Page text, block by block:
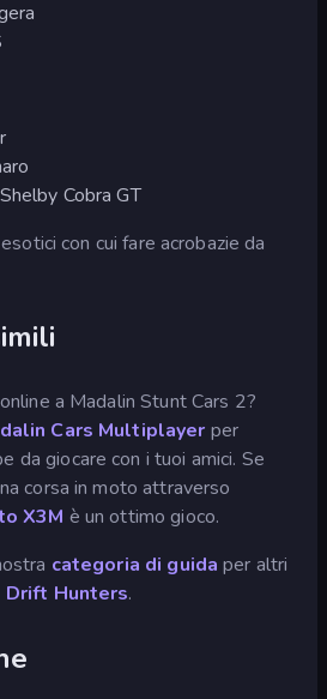
Cobra GT
con cui fare acrobazie da
a Madalin Stunt Cars 2?
Cars Multiplayer per
da giocare con i tuoi amici. Se
corsa in moto attraverso
X3M è un ottimo gioco.
categoria di guida per altri
Drift Hunters.